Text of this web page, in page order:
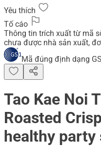
Yêu thích
Tố cáo
Thông tin trích xuất từ mã
chưa được nhà sản xuất,
Mã đúng định dạng
Tao Kae Noi
Roasted
healthy party